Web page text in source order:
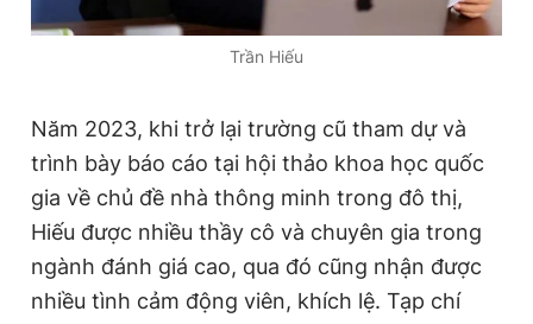
Trần Hiếu
Năm 2023, khi trở lại trường cũ tham dự và
trình bày báo cáo tại hội thảo khoa học quốc
gia về chủ đề nhà thông minh trong đô thị,
Hiếu được nhiều thầy cô và chuyên gia trong
ngành đánh giá cao, qua đó cũng nhận được
nhiều tình cảm động viên, khích lệ. Tạp chí